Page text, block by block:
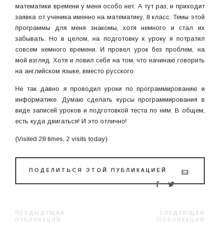
математики времени у меня особо нет. А тут раз, и приходит
заявка от ученика именно на математику, 8 класс. Темы этой
программы для меня знакомы, хотя немного и стал их
забывать. Но в целом, на подготовку к уроку я потратил
совсем немного времени. И провел урок без проблем, на
мой взгляд. Хотя и ловил себя на том, что начинаю говорить
на английском языке, вместо русского.
Не так давно я проводил уроки по программированию и
информатике. Думаю сделать курсы программирования в
виде записей уроков и подготовкой теста по ним. В общем,
есть куда двигаться! И это отлично!
(Visited 28 times, 2 visits today)
ПОДЕЛИТЬСЯ ЭТОЙ ПУБЛИКАЦИЕЙ
ПРЕДЫДУЩАЯ
ПУБЛИКАЦИЯ
СЛЕДУЮЩАЯ
ПОБЛИКАЦИЯ